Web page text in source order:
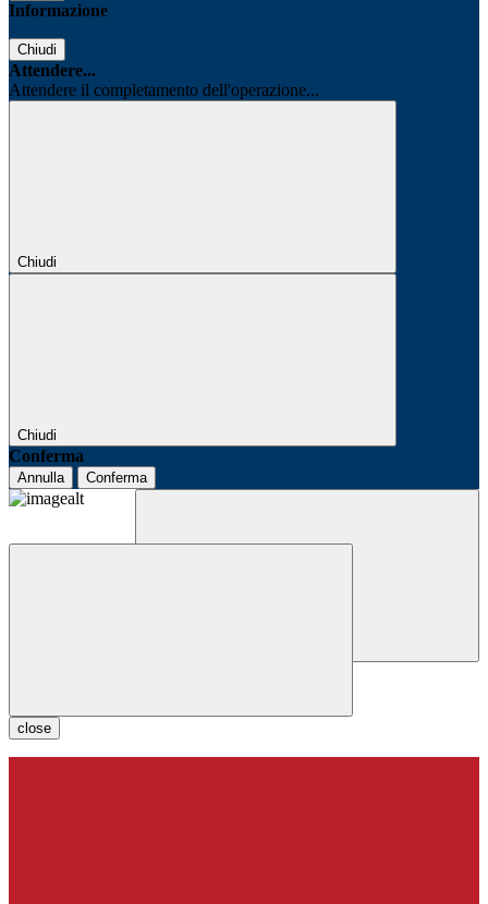
Informazione
Chiudi
Attendere...
Attendere il completamento dell'operazione...
Chiudi
Chiudi
Conferma
Annulla Conferma
close